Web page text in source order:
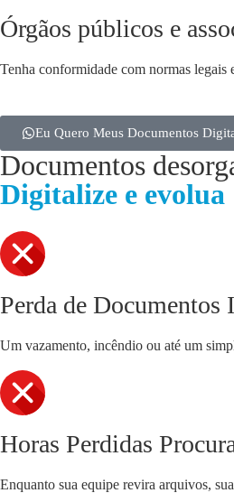
Órgãos públicos e
Tenha conformidade com normas legais
Eu Quero Meus Documentos
Documentos
Digitalize e evolua
Perda de Documentos
Um vazamento, incêndio ou até um
Horas Perdidas
Enquanto sua equipe revira arquivos,